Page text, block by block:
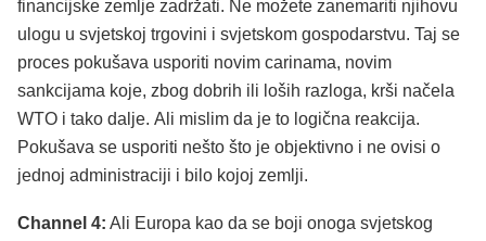
financijske zemlje zadržati. Ne možete zanemariti njihovu
ulogu u svjetskoj trgovini i svjetskom gospodarstvu. Taj se
proces pokušava usporiti novim carinama, novim
sankcijama koje, zbog dobrih ili loših razloga, krši načela
WTO i tako dalje. Ali mislim da je to logična reakcija.
Pokušava se usporiti nešto što je objektivno i ne ovisi o
jednoj administraciji i bilo kojoj zemlji.
Channel 4: Ali Europa kao da se boji onoga svjetskog